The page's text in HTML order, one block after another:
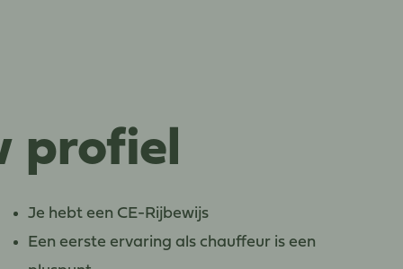
profiel
Je hebt een CE-Rijbewijs
Een eerste ervaring als chauffeur is een